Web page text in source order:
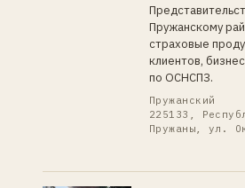
Пружанскому
страховые
клиентов,
по ОСНСПЗ.
Пружанский
225133,
Пружаны, ул.